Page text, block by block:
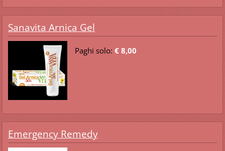
Sanavita Arnica Gel
Paghi solo: € 8,00
Emergency Remedy